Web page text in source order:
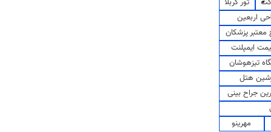
اربعین
پزشکان
ایمپلنت
تیزهوشان
هتل
جراح بینی
مهرینو